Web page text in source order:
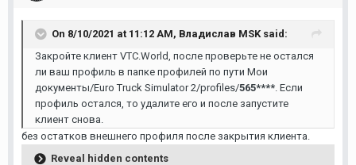
On 8/10/2021 at 11:12 AM, Владислав MSK said:
Закройте клиент VTC.World, после проверьте не остался
ли ваш профиль в папке профилей по пути Мои
документы/Euro Truck Simulator 2/profiles/565****. Если
профиль остался, то удалите его и после запустите
клиент снова.
без остатков внешнего профиля после закрытия клиента.
Reveal hidden contents